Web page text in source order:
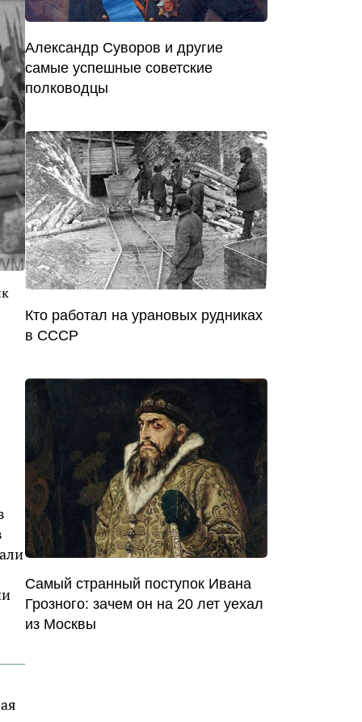
Александр Суворов и другие
самые успешные советские
полководцы
Кто работал на урановых рудниках
в СССР
Самый странный поступок Ивана
Грозного: зачем он на 20 лет уехал
из Москвы